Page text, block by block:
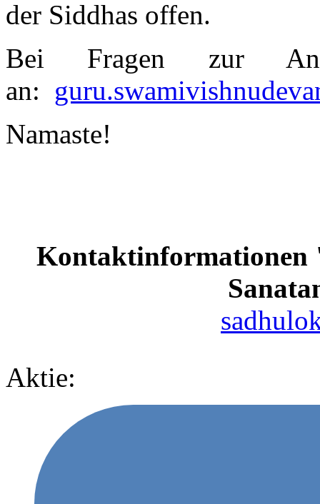
der Siddhas offen.
Bei Fragen zur
an:
Namaste!
Kontaktinformationen
Aktie: